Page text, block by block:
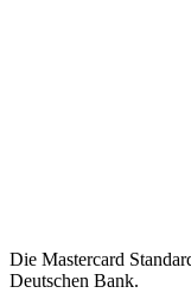
Die Mastercard
Deutschen Bank.